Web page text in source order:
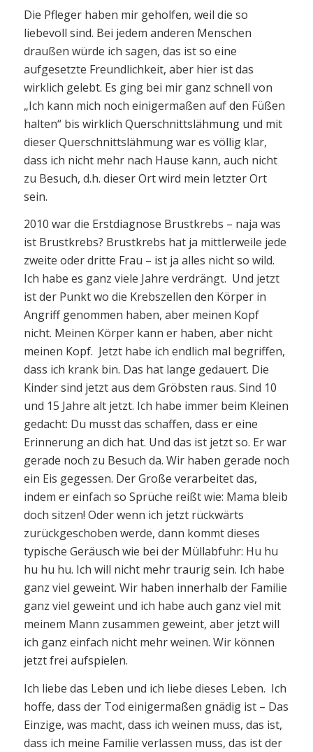
Die Pfleger haben mir geholfen, weil die so
liebevoll sind. Bei jedem anderen Menschen
draußen würde ich sagen, das ist so eine
aufgesetzte Freundlichkeit, aber hier ist das
wirklich gelebt. Es ging bei mir ganz schnell von
„Ich kann mich noch einigermaßen auf den Füßen
halten“ bis wirklich Querschnittslähmung und mit
dieser Querschnittslähmung war es völlig klar,
dass ich nicht mehr nach Hause kann, auch nicht
zu Besuch, d.h. dieser Ort wird mein letzter Ort
sein.
2010 war die Erstdiagnose Brustkrebs – naja was
ist Brustkrebs? Brustkrebs hat ja mittlerweile jede
zweite oder dritte Frau – ist ja alles nicht so wild.
Ich habe es ganz viele Jahre verdrängt. Und jetzt
ist der Punkt wo die Krebszellen den Körper in
Angriff genommen haben, aber meinen Kopf
nicht. Meinen Körper kann er haben, aber nicht
meinen Kopf. Jetzt habe ich endlich mal begriffen,
dass ich krank bin. Das hat lange gedauert. Die
Kinder sind jetzt aus dem Gröbsten raus. Sind 10
und 15 Jahre alt jetzt. Ich habe immer beim Kleinen
gedacht: Du musst das schaffen, dass er eine
Erinnerung an dich hat. Und das ist jetzt so. Er war
gerade noch zu Besuch da. Wir haben gerade noch
ein Eis gegessen. Der Große verarbeitet das,
indem er einfach so Sprüche reißt wie: Mama bleib
doch sitzen! Oder wenn ich jetzt rückwärts
zurückgeschoben werde, dann kommt dieses
typische Geräusch wie bei der Müllabfuhr: Hu hu
hu hu hu. Ich will nicht mehr traurig sein. Ich habe
ganz viel geweint. Wir haben innerhalb der Familie
ganz viel geweint und ich habe auch ganz viel mit
meinem Mann zusammen geweint, aber jetzt will
ich ganz einfach nicht mehr weinen. Wir können
jetzt frei aufspielen.
Ich liebe das Leben und ich liebe dieses Leben. Ich
hoffe, dass der Tod einigermaßen gnädig ist – Das
Einzige, was macht, dass ich weinen muss, das ist,
dass ich meine Familie verlassen muss, das ist der